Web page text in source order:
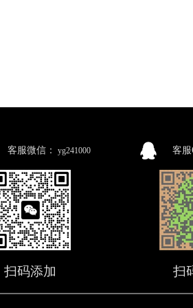
客服微信： yg241000
扫码添加
客服
扫